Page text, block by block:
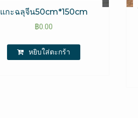
แกะฉลุจีน50cm*150cm
฿0.00
หยิบใส่ตะกร้า